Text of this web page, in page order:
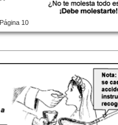
Página 10